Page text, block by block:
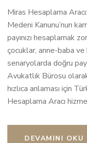
Miras Hesaplama
Medeni Kanunu’nun
payınızı hesaplamak
çocuklar, anne-baba
senaryolarda doğru
Avukatlık Bürosu
hızlıca anlaması için
Hesaplama Aracı
DEVAMINI OKU